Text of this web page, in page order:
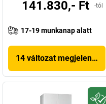
141.830,- Ft -tól
17-19 munkanap alatt
14 változat megjelenítése